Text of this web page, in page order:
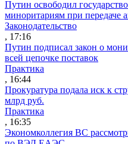
Путин освободил
миноритариям при передаче
Законодательство
, 17:16
Путин подписал закон о
всей цепочке поставок
Практика
, 16:44
Прокуратура подала иск к
млрд руб.
Практика
, 16:35
Экономколлегия ВС